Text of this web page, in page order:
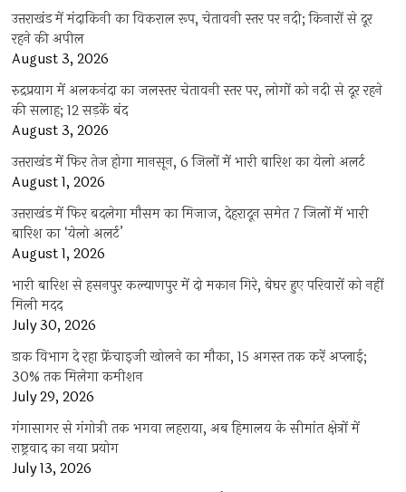
उत्तराखंड में मंदाकिनी का विकराल रूप, चेतावनी स्तर पर नदी; किनारों से दूर
रहने की अपील
August 3, 2026
रुद्रप्रयाग में अलकनंदा का जलस्तर चेतावनी स्तर पर, लोगों को नदी से दूर रहने
की सलाह; 12 सड़कें बंद
August 3, 2026
उत्तराखंड में फिर तेज होगा मानसून, 6 जिलों में भारी बारिश का येलो अलर्ट
August 1, 2026
उत्तराखंड में फिर बदलेगा मौसम का मिजाज, देहरादून समेत 7 जिलों में भारी
बारिश का ‘येलो अलर्ट’
August 1, 2026
भारी बारिश से हसनपुर कल्याणपुर में दो मकान गिरे, बेघर हुए परिवारों को नहीं
मिली मदद
July 30, 2026
डाक विभाग दे रहा फ्रेंचाइजी खोलने का मौका, 15 अगस्त तक करें अप्लाई;
30% तक मिलेगा कमीशन
July 29, 2026
गंगासागर से गंगोत्री तक भगवा लहराया, अब हिमालय के सीमांत क्षेत्रों में
राष्ट्रवाद का नया प्रयोग
July 13, 2026